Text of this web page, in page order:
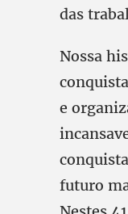
das
Nossa
e
futuro